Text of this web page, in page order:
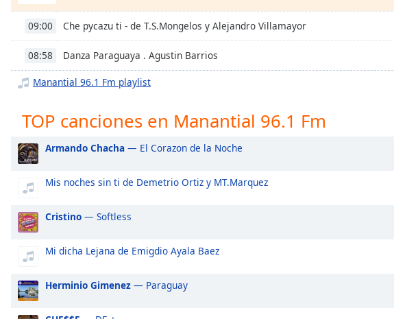
Chapters
Descriptions
selected
Subtitles
subtitles
settings
subtitles
settings
dialog
off
selected
09:00 Che pycazu ti - de T.S.Mongelos y Alejandro Villamayor
08:58 Danza Paraguaya . Agustin Barrios
Manantial 96.1 Fm playlist
TOP canciones en Manantial 96.1 Fm
Armando Chacha — El Corazon de la Noche
Mis noches sin ti de Demetrio Ortiz y MT.Marquez
Cristino — Softless
Mi dicha Lejana de Emigdio Ayala Baez
Herminio Gimenez — Paraguay